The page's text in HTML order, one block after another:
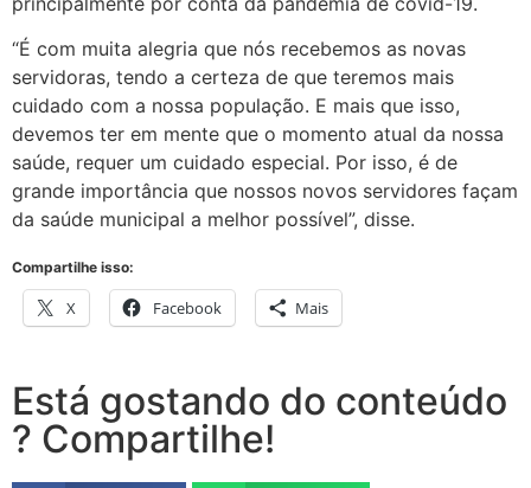
“É com muita alegria que nós recebemos as novas
servidoras, tendo a certeza de que teremos mais
cuidado com a nossa população. E mais que isso,
devemos ter em mente que o momento atual da nossa
saúde, requer um cuidado especial. Por isso, é de
grande importância que nossos novos servidores façam
da saúde municipal a melhor possível”, disse.
Compartilhe isso:
X Facebook Mais
Está gostando do conteúdo
? Compartilhe!